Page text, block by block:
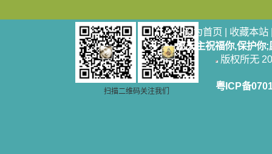
扫描二维码关注我们
设为首页 | 收藏本站
愿天主祝福你,保护你
版权所无
粤ICP备